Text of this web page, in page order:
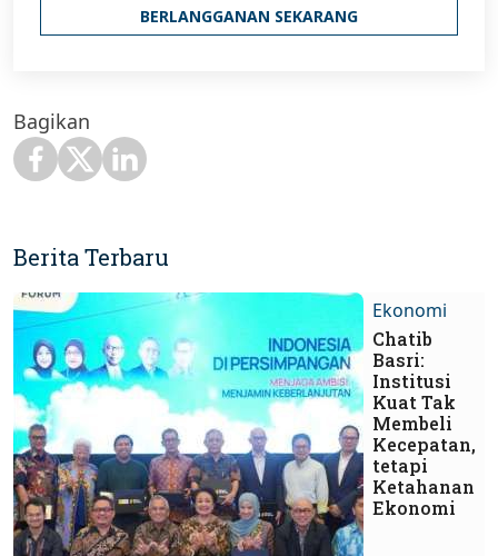
BERLANGGANAN SEKARANG
Bagikan
Berita Terbaru
Ekonomi
Chatib
Basri:
Institusi
Kuat Tak
Membeli
Kecepatan,
tetapi
Ketahanan
Ekonomi